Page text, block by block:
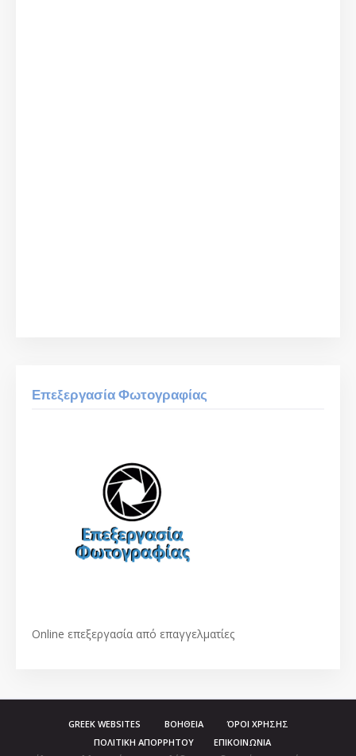
Επεξεργασία Φωτογραφίας
Οnline επεξεργασία από επαγγελματίες
GREEK WEBSITES ΒΟΗΘΕΙΑ
ΌΡΟΙ ΧΡΗΣΗΣ
ΠΟΛΙΤΙΚΗ ΑΠΟΡΡΗΤΟΥ
ΕΠΙΚΟΙΝΩΝΙΑ